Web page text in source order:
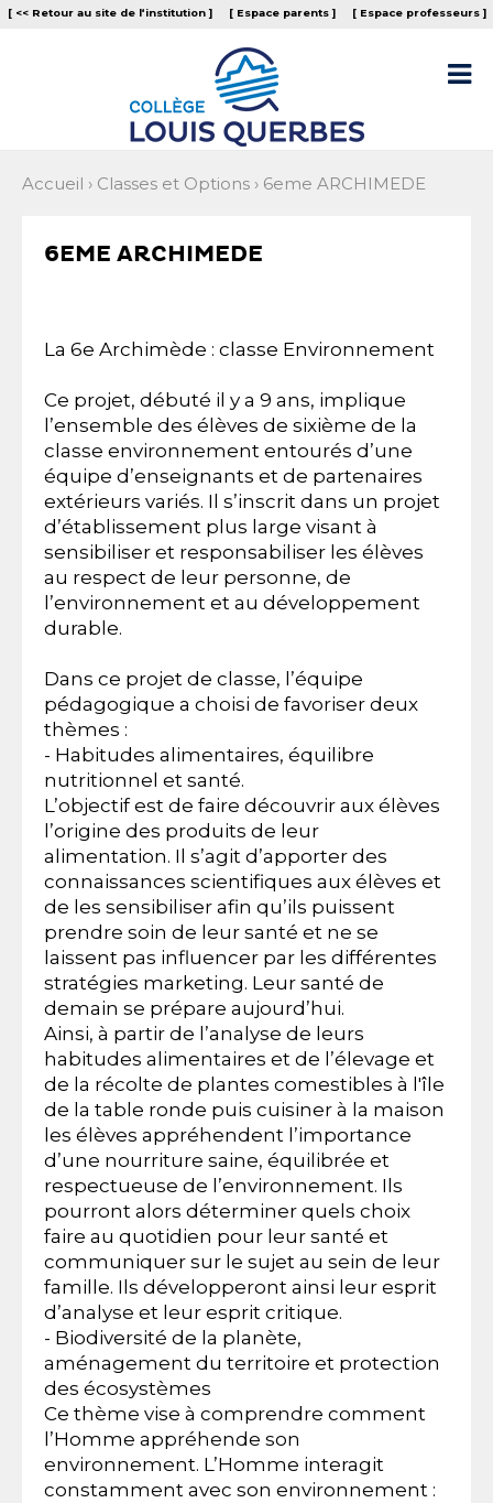
Aller
au
Outils
personnels
[ << Retour au site de l‘institution ] [ Espace parents ] [ Espace professeurs ]

Accueil › Classes et Options › 6eme ARCHIMEDE
6EME ARCHIMEDE
La 6e Archimède : classe Environnement
Ce projet, débuté il y a 9 ans, implique
l’ensemble des élèves de sixième de la
classe environnement entourés d’une
équipe d’enseignants et de partenaires
extérieurs variés. Il s’inscrit dans un projet
d’établissement plus large visant à
sensibiliser et responsabiliser les élèves
au respect de leur personne, de
l’environnement et au développement
durable.
Dans ce projet de classe, l’équipe
pédagogique a choisi de favoriser deux
thèmes :
- Habitudes alimentaires, équilibre
nutritionnel et santé.
L’objectif est de faire découvrir aux élèves
l’origine des produits de leur
alimentation. Il s’agit d’apporter des
connaissances scientifiques aux élèves et
de les sensibiliser afin qu’ils puissent
prendre soin de leur santé et ne se
laissent pas influencer par les différentes
stratégies marketing. Leur santé de
demain se prépare aujourd’hui.
Ainsi, à partir de l’analyse de leurs
habitudes alimentaires et de l’élevage et
de la récolte de plantes comestibles à l'île
de la table ronde puis cuisiner à la maison
les élèves appréhendent l’importance
d’une nourriture saine, équilibrée et
respectueuse de l’environnement. Ils
pourront alors déterminer quels choix
faire au quotidien pour leur santé et
communiquer sur le sujet au sein de leur
famille. Ils développeront ainsi leur esprit
d’analyse et leur esprit critique.
- Biodiversité de la planète,
aménagement du territoire et protection
des écosystèmes
Ce thème vise à comprendre comment
l’Homme appréhende son
environnement. L’Homme interagit
constamment avec son environnement :